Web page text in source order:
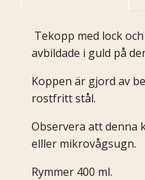
Tekopp med lock
avbildade i guld på
Koppen är gjord av
rostfritt stål.
Observera att denna
elller mikrovågsugn.
Rymmer 400 ml.